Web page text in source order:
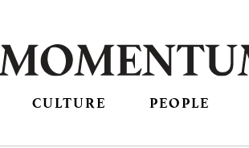
CULTURE PEOPLE